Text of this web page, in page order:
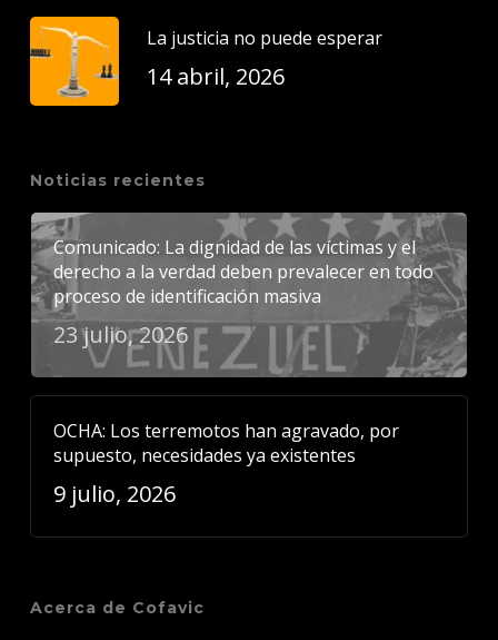
La justicia no puede esperar
14 abril, 2026
Noticias recientes
Comunicado: La dignidad de las víctimas y el
derecho a la verdad deben prevalecer en todo
proceso de identificación masiva
23 julio, 2026
OCHA: Los terremotos han agravado, por
supuesto, necesidades ya existentes
9 julio, 2026
Acerca de Cofavic